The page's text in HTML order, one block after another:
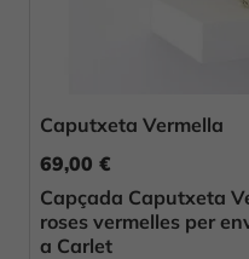
Caputxeta Vermella
69,00 €
Capçada Caputxeta
roses vermelles per
a Carlet